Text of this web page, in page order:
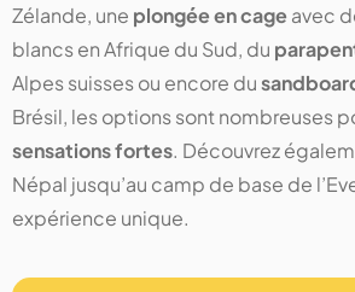
Zélande, une plongée en cageavec
blancs en Afrique du Sud, du
Alpes suisses ou encore du
Brésil, les options sont nombreuses
sensations fortes. Découvrez
Népal jusqu’au camp de base de
expérience unique.